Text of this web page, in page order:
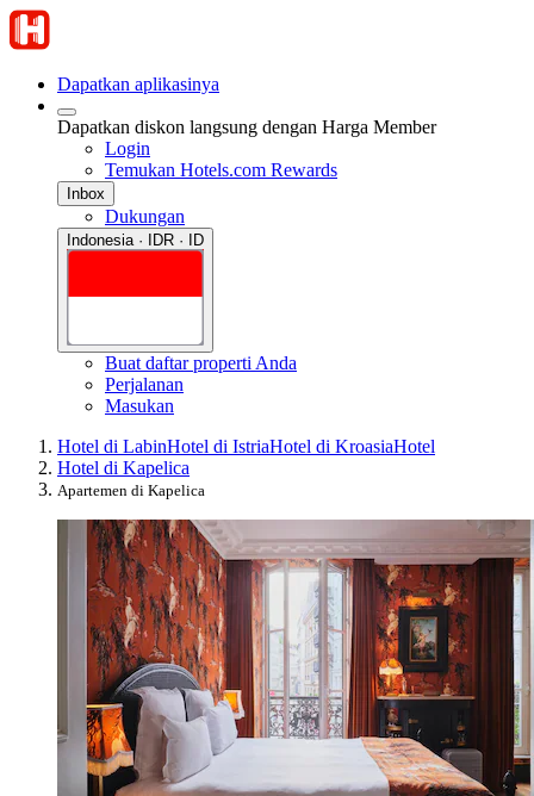
Dapatkan aplikasinya
Dapatkan diskon langsung dengan Harga Member
Login
Temukan Hotels.com Rewards
Inbox
Dukungan
Indonesia · IDR · ID
Buat daftar properti Anda
Perjalanan
Masukan
Hotel di LabinHotel di IstriaHotel di KroasiaHotel
Hotel di Kapelica
Apartemen di Kapelica